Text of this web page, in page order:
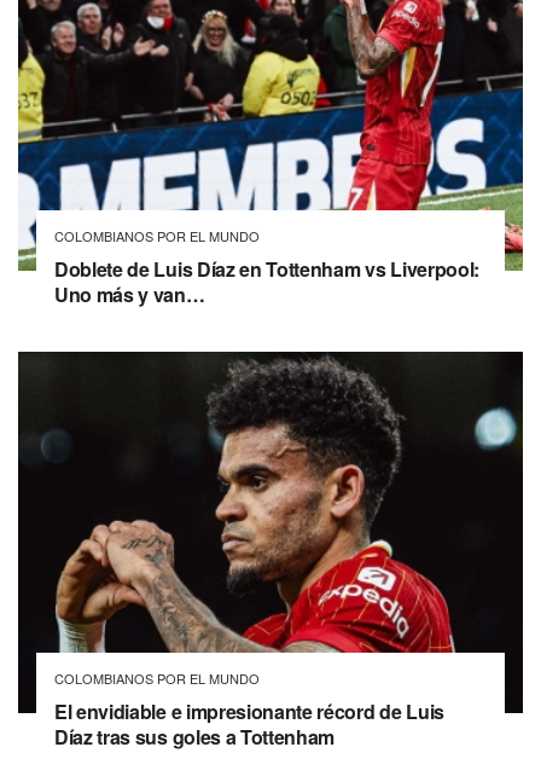
COLOMBIANOS POR EL MUNDO
Doblete de Luis Díaz en Tottenham vs Liverpool:
Uno más y van…
COLOMBIANOS POR EL MUNDO
El envidiable e impresionante récord de Luis
Díaz tras sus goles a Tottenham